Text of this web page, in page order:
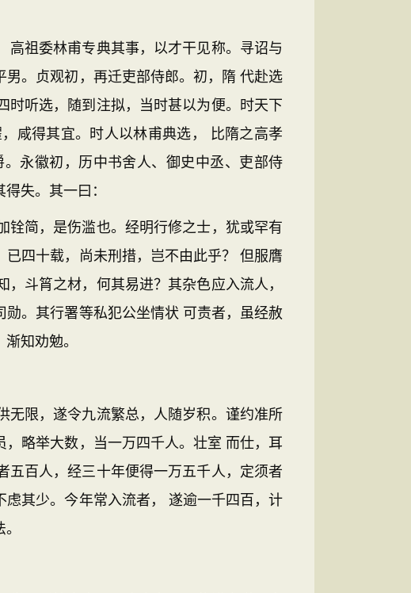
祖委林甫专典其事，以才干见称。寻诏与
。贞观初，再迁吏部侍郎。初，隋 代赴选
听选，随到注拟，当时甚以为便。时天下
咸得其宜。时人以林甫典选， 比隋之高孝
永徽初，历中书舍人、御史中丞、吏部侍
失。其一曰：
简，是伤滥也。经明行修之士，犹或罕有
四十载，尚未刑措，岂不由此乎？ 但服膺
斗筲之材，何其易进？其杂色应入流人，
。其行署等私犯公坐情状 可责者，虽经赦
知劝勉。
限，遂令九流繁总，人随岁积。谨约准所
略举大数，当一万四千人。壮室 而仕，耳
五百人，经三十年便得一万五千人，定须者
其少。今年常入流者， 遂逾一千四百，计